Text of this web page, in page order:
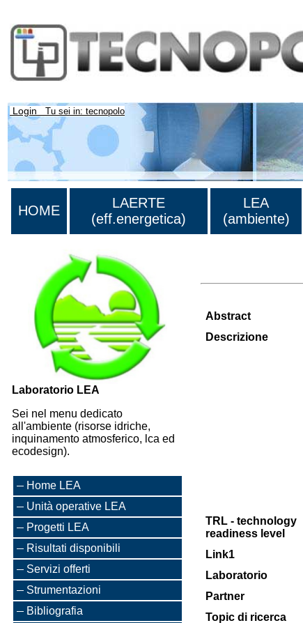
Login Tu sei in: tecnopolo
HOME
LAERTE
(eff.energetica)
LEA
(ambiente)
Laboratorio LEA
Sei nel menu dedicato
all'ambiente (risorse idriche,
inquinamento atmosferico, lca ed
ecodesign).
Home LEA
Unità operative LEA
Progetti LEA
Risultati disponibili
Servizi offerti
Strumentazioni
Bibliografia
Abstract
Descrizione
TRL - technology
readiness level
Link1
Laboratorio
Partner
Topic di ricerca